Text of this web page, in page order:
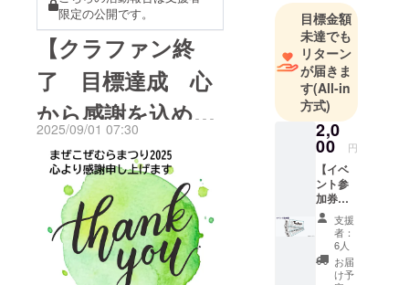
とりの思いが重なって、
「まぜこぜむら」が目指
す“混ざり合い、支え合う
場”が、この日確かに生まれ
ました。本当にありがとう
ございました。これから
も、まぜこぜむらでは「1日
まぜこぜむら」や「まぜこ
ぜカフェ」など、地域の皆
さんとつながる活動を続け
てまいります。まつりで感
ターン発送のご案
内
限定の公開です。
【クラファン終
了 目標達成 心
から感謝を込め
て】
2025/09/01 07:30
きる社会を
創ることを
目的とし、
福岡市を中
心に活動を
していま
同友会での
活動を経
て、2017年
任意団体ま
ぜこぜむら
を設立、
2021年一般
目標金額
未達でも
リターン
が届きま
す(All-in
方式)
2,0
00 円
【イベ
ント参
加券】
まぜこ
ぜむら
まつり
2025ク
ラウド
支援
者：
6人
お届
け予